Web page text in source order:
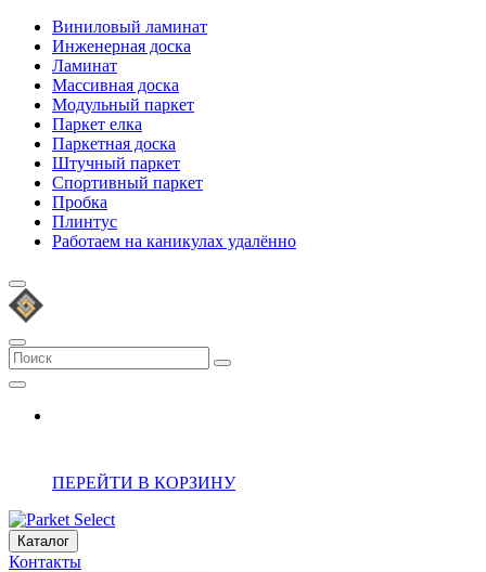
Виниловый ламинат
Инженерная доска
Ламинат
Массивная доска
Модульный паркет
Паркет елка
Паркетная доска
Штучный паркет
Спортивный паркет
Пробка
Плинтус
Работаем на каникулах удалённо
ПЕРЕЙТИ В КОРЗИНУ
Каталог
Контакты